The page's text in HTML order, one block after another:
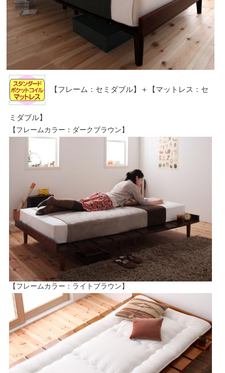
【フレーム：セミダブル】＋【マットレス：セ
ミダブル】
【フレームカラー：ダークブラウン】
【フレームカラー：ライトブラウン】